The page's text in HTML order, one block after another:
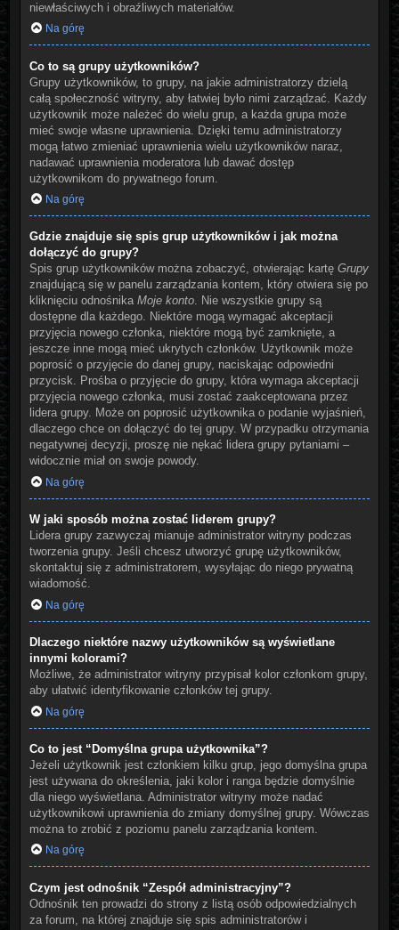
niewłaściwych i obraźliwych materiałów.
Na górę
Co to są grupy użytkowników?
Grupy użytkowników, to grupy, na jakie administratorzy dzielą
całą społeczność witryny, aby łatwiej było nimi zarządzać. Każdy
użytkownik może należeć do wielu grup, a każda grupa może
mieć swoje własne uprawnienia. Dzięki temu administratorzy
mogą łatwo zmieniać uprawnienia wielu użytkowników naraz,
nadawać uprawnienia moderatora lub dawać dostęp
użytkownikom do prywatnego forum.
Na górę
Gdzie znajduje się spis grup użytkowników i jak można
dołączyć do grupy?
Spis grup użytkowników można zobaczyć, otwierając kartę Grupy
znajdującą się w panelu zarządzania kontem, który otwiera się po
kliknięciu odnośnika Moje konto. Nie wszystkie grupy są
dostępne dla każdego. Niektóre mogą wymagać akceptacji
przyjęcia nowego członka, niektóre mogą być zamknięte, a
jeszcze inne mogą mieć ukrytych członków. Użytkownik może
poprosić o przyjęcie do danej grupy, naciskając odpowiedni
przycisk. Prośba o przyjęcie do grupy, która wymaga akceptacji
przyjęcia nowego członka, musi zostać zaakceptowana przez
lidera grupy. Może on poprosić użytkownika o podanie wyjaśnień,
dlaczego chce on dołączyć do tej grupy. W przypadku otrzymania
negatywnej decyzji, proszę nie nękać lidera grupy pytaniami –
widocznie miał on swoje powody.
Na górę
W jaki sposób można zostać liderem grupy?
Lidera grupy zazwyczaj mianuje administrator witryny podczas
tworzenia grupy. Jeśli chcesz utworzyć grupę użytkowników,
skontaktuj się z administratorem, wysyłając do niego prywatną
wiadomość.
Na górę
Dlaczego niektóre nazwy użytkowników są wyświetlane
innymi kolorami?
Możliwe, że administrator witryny przypisał kolor członkom grupy,
aby ułatwić identyfikowanie członków tej grupy.
Na górę
Co to jest “Domyślna grupa użytkownika”?
Jeżeli użytkownik jest członkiem kilku grup, jego domyślna grupa
jest używana do określenia, jaki kolor i ranga będzie domyślnie
dla niego wyświetlana. Administrator witryny może nadać
użytkownikowi uprawnienia do zmiany domyślnej grupy. Wówczas
można to zrobić z poziomu panelu zarządzania kontem.
Na górę
Czym jest odnośnik “Zespół administracyjny”?
Odnośnik ten prowadzi do strony z listą osób odpowiedzialnych
za forum, na której znajduje się spis administratorów i